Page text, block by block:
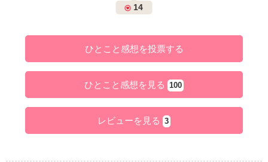
14
ひとこと感想を投票する
ひとこと感想を見る 100
レビューを見る 3